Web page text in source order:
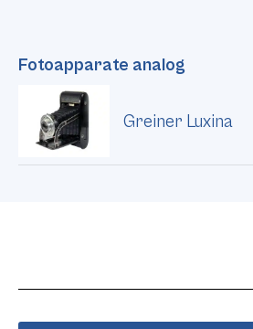
Fotoapparate analog
Greiner Luxina